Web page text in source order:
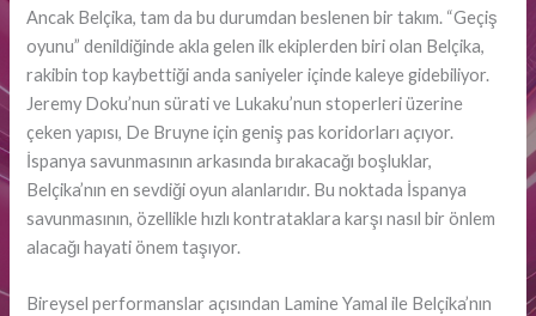
Ancak Belçika, tam da bu durumdan beslenen bir takım. “Geçiş
oyunu” denildiğinde akla gelen ilk ekiplerden biri olan Belçika,
rakibin top kaybettiği anda saniyeler içinde kaleye gidebiliyor.
Jeremy Doku’nun sürati ve Lukaku’nun stoperleri üzerine
çeken yapısı, De Bruyne için geniş pas koridorları açıyor.
İspanya savunmasının arkasında bırakacağı boşluklar,
Belçika’nın en sevdiği oyun alanlarıdır. Bu noktada İspanya
savunmasının, özellikle hızlı kontrataklara karşı nasıl bir önlem
alacağı hayati önem taşıyor.
Bireysel performanslar açısından Lamine Yamal ile Belçika’nın